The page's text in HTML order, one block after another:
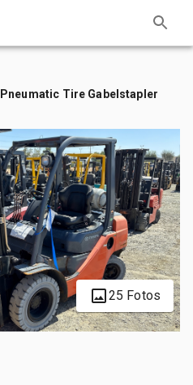
Tire Gabelstapler
25 Fotos